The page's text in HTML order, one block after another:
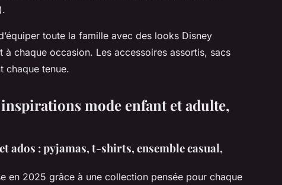
toute la famille avec des looks Disney
à chaque occasion. Les accessoires assortis, sacs
chaque tenue.
mode enfant et adulte,
ados : pyjamas, t-shirts, ensemble casual,
en 2025 grâce à une collection pensée pour chaque